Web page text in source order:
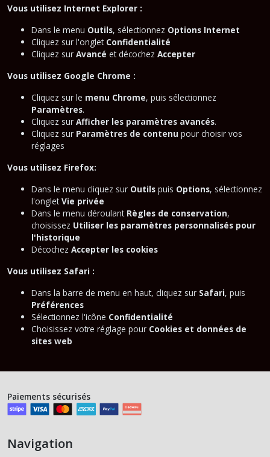
Vous utilisez Internet Explorer :
Dans le menu Outils, sélectionnez Options Internet
Cliquez sur l'onglet Confidentialité
Cliquez sur Avancé et décochez Accepter
Vous utilisez Google Chrome :
Cliquez sur le menu Chrome, puis sélectionnez
Paramètres.
Cliquez sur Afficher les paramètres avancés.
Cliquez sur Paramètres de contenu pour choisir vos
réglages
Vous utilisez Firefox:
Dans le menu cliquez sur Outils puis Options, sélectionnez
l'ongletVie privée
Dans le menu déroulant Règles de conservation,
choisissez Utiliser les paramètres personnalisés pour
l'historique
Décochez Accepter les cookies
Vous utilisez Safari :
Dans la barre de menu en haut, cliquez sur Safari, puis
Préférences
Sélectionnez l'icône Confidentialité
Choisissez votre réglage pour Cookies et données de
sites web
Paiements sécurisés
Navigation